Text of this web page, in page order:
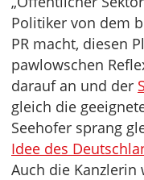
Politiker von dem
PR macht, diesen
pawlowschen
darauf an und der
gleich die
Seehofer sprang
Idee des
Auch die